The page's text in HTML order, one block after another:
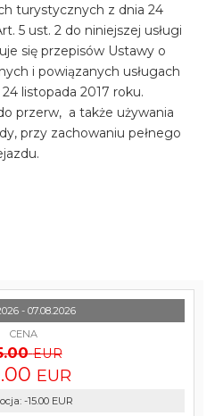
turystycznych z dnia 24
5 ust. 2 do niniejszej usługi
się przepisów Ustawy o
i powiązanych usługach
listopada 2017 roku.
przerw, a także używania
przy zachowaniu pełnego
- 07.08.2026
CENA
EUR
EUR
: -15.00 EUR